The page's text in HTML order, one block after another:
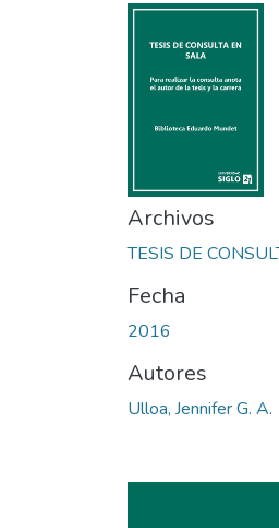
Archivos
TESIS DE
Fecha
2016
Autores
Ulloa, Jennifer G. A.